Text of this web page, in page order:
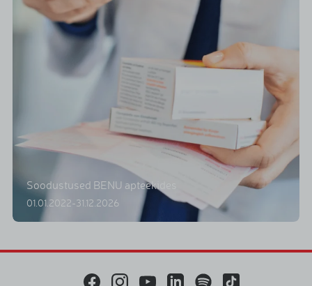
Soodustused BENU apteekides
01.01.2022-31.12.2026